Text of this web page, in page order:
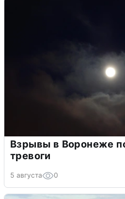
Взрывы в Воронеже
тревоги
5 августа 0